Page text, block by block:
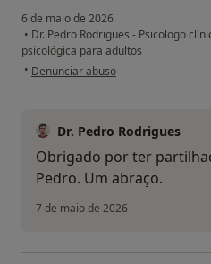
6 de maio de 2026
• Dr. Pedro Rodrigues - Psicologo
psicológica para adultos
• na opinião do utilizador Pedro
Denunciar abuso
Dr. Pedro Rodrigues
Obrigado por ter
Pedro. Um abraço.
7 de maio de 2026